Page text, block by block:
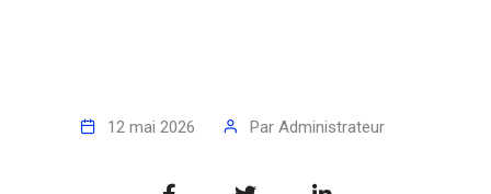
12 mai 2026 Par Administrateur